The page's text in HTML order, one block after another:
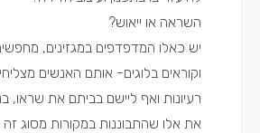
השראה או ייאוש?
יש כאלו המדפדפים במגזינים,
וקוראים בלוגים- אותם האנשים
רעיונות ואף ליישם בביתם את שראו,
את אלו שהתבוננות במקורות מסוג